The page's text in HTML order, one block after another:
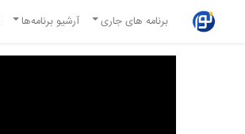
برنامه های جاری آرشیو برنامه‌ها